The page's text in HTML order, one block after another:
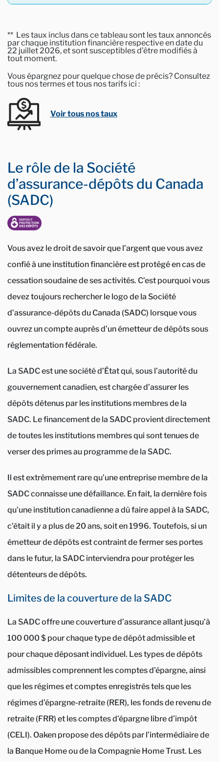
** Les taux inclus dans ce tableau sont les taux annoncés
par chaque institution financière respective en date du
22 juillet 2026, et sont susceptibles d’être modifiés à
tout moment.
Vous épargnez pour quelque chose de précis? Consultez
tous nos termes et tous nos tarifs ici :
Voir tous nos taux
Le rôle de la Société
d’assurance-dépôts du Canada
(SADC)
Vous avez le droit de savoir que l’argent que vous avez
confié à une institution financière est protégé en cas de
cessation soudaine de ses activités. C’est pourquoi vous
devez toujours rechercher le logo de la Société
d’assurance-dépôts du Canada (SADC) lorsque vous
ouvrez un compte auprès d’un émetteur de dépôts sous
réglementation fédérale.
La SADC est une société d’État qui, sous l’autorité du
gouvernement canadien, est chargée d’assurer les
dépôts détenus par les institutions membres de la
SADC. Le financement de la SADC provient directement
de toutes les institutions membres qui sont tenues de
verser des primes au programme de la SADC.
Il est extrêmement rare qu’une entreprise membre de la
SADC connaisse une défaillance. En fait, la dernière fois
qu’une institution canadienne a dû faire appel à la SADC,
c’était il y a plus de 20 ans, soit en 1996. Toutefois, si un
émetteur de dépôts est contraint de fermer ses portes
dans le futur, la SADC interviendra pour protéger les
détenteurs de dépôts.
Limites de la couverture de la SADC
La SADC offre une couverture d’assurance allant jusqu’à
100 000 $ pour chaque type de dépôt admissible et
pour chaque déposant individuel. Les types de dépôts
admissibles comprennent les comptes d’épargne, ainsi
que les régimes et comptes enregistrés tels que les
régimes d’épargne-retraite (RER), les fonds de revenu de
retraite (FRR) et les comptes d’épargne libre d’impôt
(CELI). Oaken propose des dépôts par l’intermédiaire de
la Banque Home ou de la Compagnie Home Trust. Les